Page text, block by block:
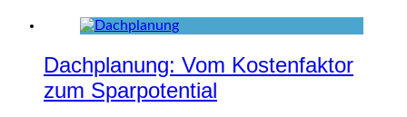
Dachplanung: Vom Kostenfaktor
zum Sparpotential